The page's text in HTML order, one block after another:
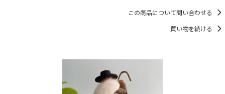
この商品について問い合わせる
買い物を続ける